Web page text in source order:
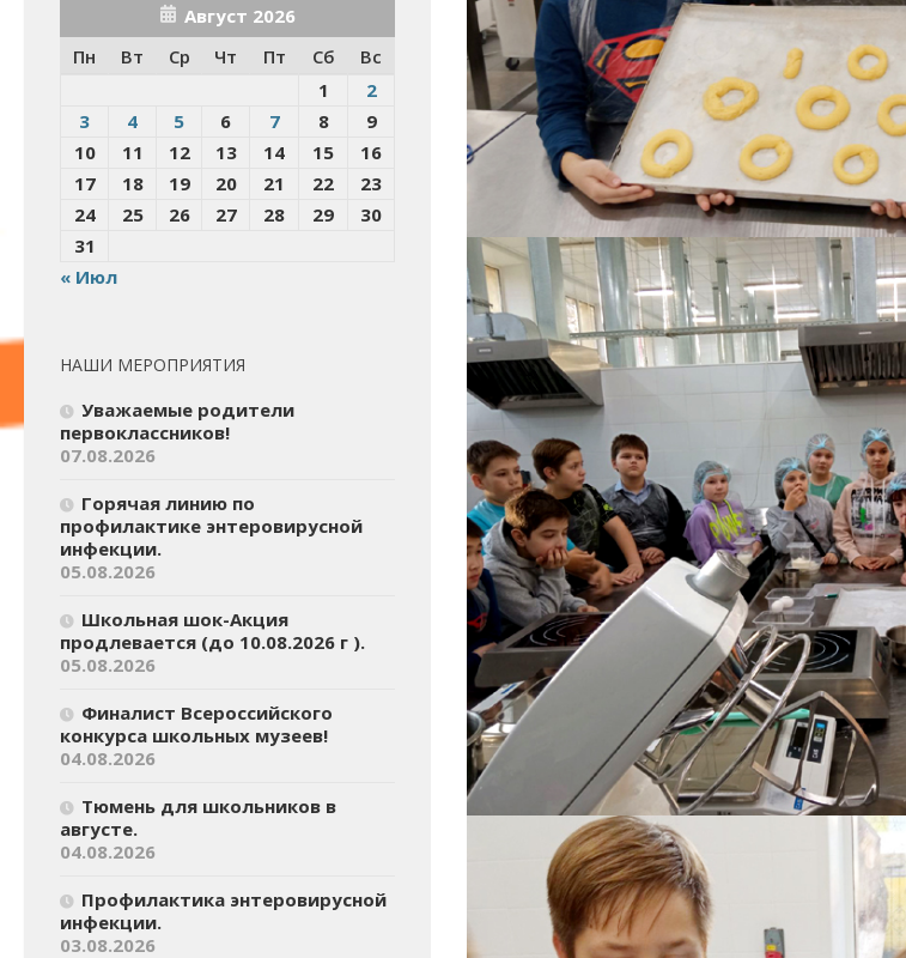
Август 2026
Пн
Вт Ср Чт Пт Сб
Вс
1
2
3
4 5 6 7 8
9
10
11 12 13 14 15
16
17
18 19 20 21 22
23
24
25 26 27 28 29
30
31
« Июл
НАШИ МЕРОПРИЯТИЯ
Уважаемые родители
первоклассников!
07.08.2026
Горячая линию по
профилактике энтеровирусной
инфекции.
05.08.2026
Школьная шок-Акция
продлевается (до 10.08.2026 г ).
05.08.2026
Финалист Всероссийского
конкурса школьных музеев!
04.08.2026
Тюмень для школьников в
августе.
04.08.2026
Профилактика энтеровирусной
инфекции.
03.08.2026